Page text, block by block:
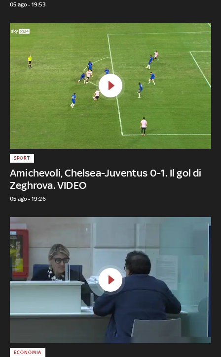
05 ago - 19:53
Amichevoli, Chelsea-Juventus 0-1. Il gol di
Zeghrova. VIDEO
SPORT
05 ago - 19:26
ECONOMIA